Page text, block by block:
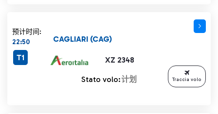
预计时间:
22:50
XZ 2348
CAGLIARI (CAG)
T1
Stato volo:计划 Traccia volo